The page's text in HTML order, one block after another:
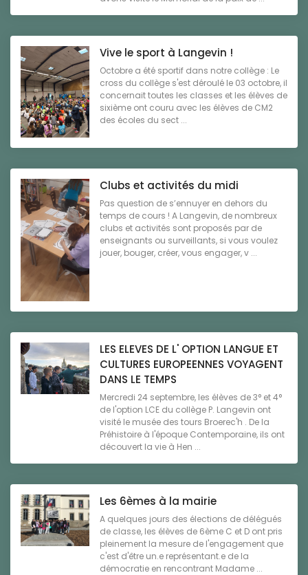
Vive le sport à Langevin !
Octobre a été sportif dans notre collège : Le
cross du collège s'est déroulé le 03 octobre, il
concernait toutes les classes et les élèves de
sixième ont couru avec les élèves de CM2
des écoles du sect ...
Clubs et activités du midi
Pas question de s’ennuyer en dehors du
temps de cours ! A Langevin, de nombreux
clubs et activités sont proposés par de
enseignants ou surveillants, si vous voulez
jouer, bouger, créer, vous engager, v ...
LES ELEVES DE L' OPTION LANGUE ET
CULTURES EUROPEENNES VOYAGENT
DANS LE TEMPS
Mercredi 24 septembre, les élèves de 3° et 4°
de l'option LCE du collège P. Langevin ont
visité le musée des tours Broerec'h . De la
Préhistoire à l'époque Contemporaine, ils ont
découvert la vie à Hen ...
Les 6èmes à la mairie
A quelques jours des élections de délégués
de classe, les élèves de 6ème C et D ont pris
pleinement la mesure de l'engagement que
c'est d'être un.e représentant.e de la
démocratie en rencontrant Madame ...